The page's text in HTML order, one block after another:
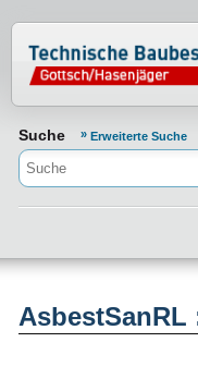
Suche Erweiterte Suche
AsbestSanRL